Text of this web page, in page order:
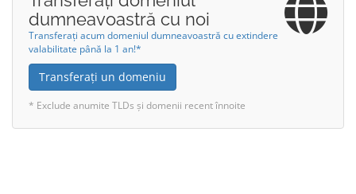
dumneavoastră cu noi
Transferați acum domeniul dumneavoastră cu extindere
valabilitate până la 1 an!*
Transferați un domeniu
* Exclude anumite TLDs și domenii recent înnoite